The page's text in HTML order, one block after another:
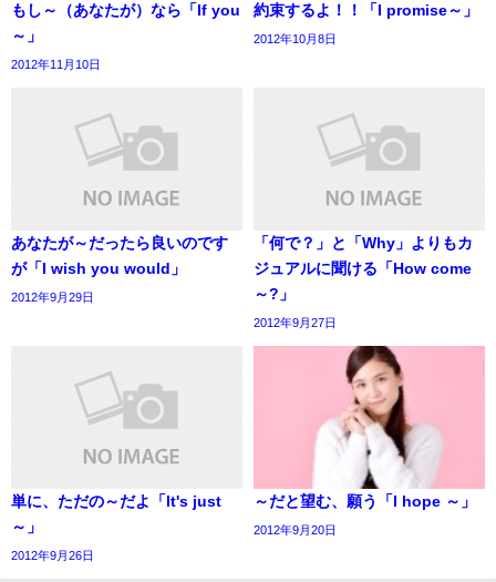
もし～（あなたが）なら「If you
～」
2012年11月10日
約束するよ！！「I promise～」
2012年10月8日
あなたが～だったら良いのです
が「I wish you would」
2012年9月29日
「何で？」と「Why」よりもカ
ジュアルに聞ける「How come
～?」
2012年9月27日
単に、ただの～だよ「It's just
～」
2012年9月26日
～だと望む、願う「I hope ～」
2012年9月20日